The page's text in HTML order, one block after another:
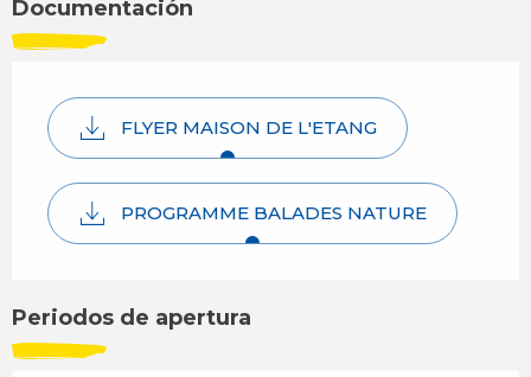
Documentación
FLYER MAISON DE L'ETANG
PROGRAMME BALADES NATURE
Periodos de apertura